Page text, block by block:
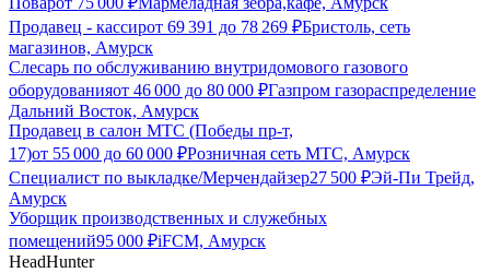
Продавец - кассирот 69 391 до 78 269 ₽Бристоль, сеть
магазинов, Амурск
Слесарь по обслуживанию внутридомового газового
оборудованияот 46 000 до 80 000 ₽Газпром газораспределение
Дальний Восток, Амурск
Продавец в салон МТС (Победы пр-т,
17)от 55 000 до 60 000 ₽Розничная сеть МТС, Амурск
Специалист по выкладке/Мерчендайзер27 500 ₽Эй-Пи Трейд,
Амурск
Уборщик производственных и служебных
помещений95 000 ₽iFCM, Амурск
HeadHunter